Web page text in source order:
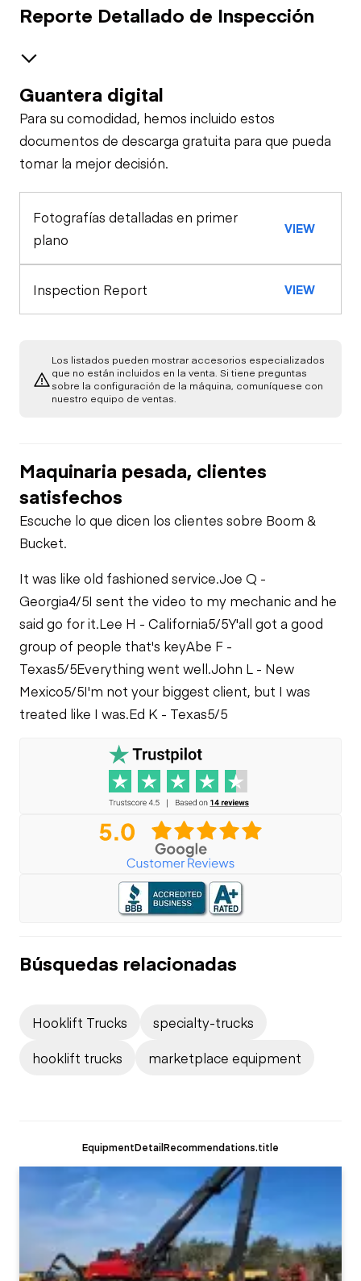
Reporte Detallado de Inspección
Brakes / Tires
Cab
Seat Belts
Horn
Brake Control
Heater
Limited Function
Check
Configuration
Pintle Hitch
General Appearance
Engine
A/C Compressor
Air Compressor
Oil Leaks
Cooling System
Leaks
Underbody
Power Take Off
Limited Function
Check
Guantera digital
Para su comodidad, hemos incluido estos
documentos de descarga gratuita para que pueda
tomar la mejor decisión.
Fotografías detalladas en primer
plano
VIEW
Inspection Report VIEW
Los listados pueden mostrar accesorios especializados
que no están incluidos en la venta. Si tiene preguntas
sobre la configuración de la máquina, comuníquese con
nuestro equipo de ventas.
Maquinaria pesada, clientes
satisfechos
Escuche lo que dicen los clientes sobre Boom &
Bucket.
It was like old fashioned service.Joe Q -
Georgia4/5I sent the video to my mechanic and he
said go for it.Lee H - California5/5Y'all got a good
group of people that's keyAbe F -
Texas5/5Everything went well.John L - New
Mexico5/5I'm not your biggest client, but I was
treated like I was.Ed K - Texas5/5
Búsquedas relacionadas
Hooklift Trucks
specialty-trucks
hooklift trucks
marketplace equipment
EquipmentDetailRecommendations.title